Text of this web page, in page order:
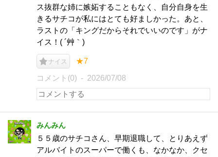
ス抜群な姉に嫉妬することもなく、自分自身を生
きるサチコが私にはとても好ましかった。あと、
ラストの「キングだからそれでいいのです」がナ
イス！( ´艸｀)
ナイス ★7
コメント(0) 2026/07/08
みんみん
５５歳のサチコさん、早期退職して、とりあえず
アルバイトのスーパーで働くも、なかなか、クセ